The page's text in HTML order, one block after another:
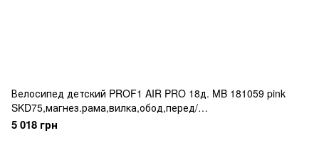
Велосипед детский PROF1 AIR PRO 18д. MB 181059 pink
SKD75,магнез.рама,вилка,обод,перед/
зад.диск.торм.,корзина,крыла,доп.кол
5 018 грн